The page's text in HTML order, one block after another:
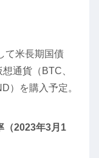
て米長期国債
通貨（BTC、
）を購入予定。
（2023年3月1